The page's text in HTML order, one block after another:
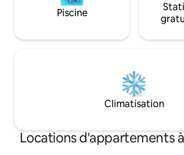
Piscine
Climatisation
Locations d'appartements